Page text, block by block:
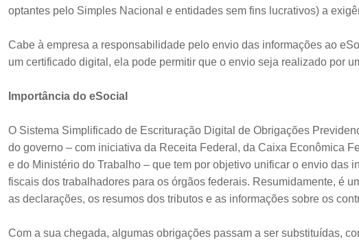
optantes pelo Simples Nacional e entidades sem fins lucrativos) a
Cabe à empresa a responsabilidade pelo envio das informações ao
um certificado digital, ela pode permitir que o envio seja realizado por
Importância do eSocial
O Sistema Simplificado de Escrituração Digital de Obrigações
do governo – com iniciativa da Receita Federal, da Caixa Econômica
e do Ministério do Trabalho – que tem por objetivo unificar o envio das
fiscais dos trabalhadores para os órgãos federais. Resumidamente, é
as declarações, os resumos dos tributos e as informações sobre os
Com a sua chegada, algumas obrigações passam a ser substituídas,